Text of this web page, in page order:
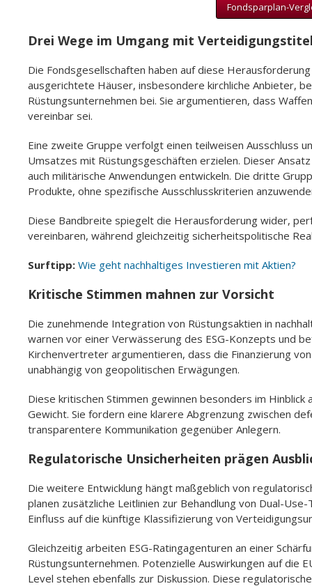
Fondsparplan-
Drei Wege im Umgang mit
Die Fondsgesellschaften haben auf diese
ausgerichtete Häuser, insbesondere kirchliche Anbieter,
Rüstungsunternehmen bei. Sie argumentieren, dass
vereinbar sei.
Eine zweite Gruppe verfolgt einen teilweisen Ausschluss
Umsatzes mit Rüstungsgeschäften erzielen. Dieser
auch militärische Anwendungen entwickeln. Die dritte
Produkte, ohne spezifische Ausschlusskriterien
Diese Bandbreite spiegelt die Herausforderung wider,
vereinbaren, während gleichzeitig sicherheitspolitische
Surftipp: Wie geht nachhaltiges Investieren mit Aktien?
Kritische Stimmen mahnen zur Vorsicht
Die zunehmende Integration von Rüstungsaktien in
warnen vor einer Verwässerung des ESG-Konzepts und
Kirchenvertreter argumentieren, dass die Finanzierung
unabhängig von geopolitischen Erwägungen.
Diese kritischen Stimmen gewinnen besonders im
Gewicht. Sie fordern eine klarere Abgrenzung zwischen
transparentere Kommunikation gegenüber Anlegern.
Regulatorische Unsicherheiten prägen
Die weitere Entwicklung hängt maßgeblich von
planen zusätzliche Leitlinien zur Behandlung von Dual-
Einfluss auf die künftige Klassifizierung von
Gleichzeitig arbeiten ESG-Ratingagenturen an einer
Rüstungsunternehmen. Potenzielle Auswirkungen auf die
Level stehen ebenfalls zur Diskussion. Diese